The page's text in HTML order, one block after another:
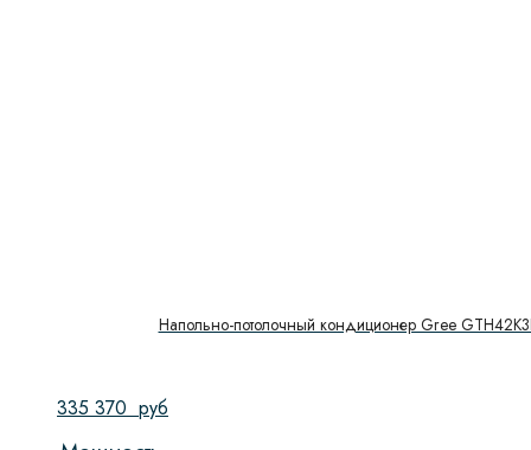
Напольно-потолочный кондиционер Gree
335 370 руб